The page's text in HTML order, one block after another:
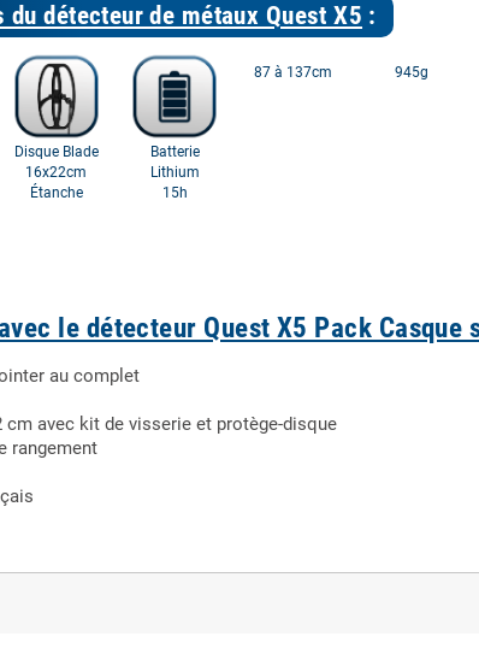
détecteur de métaux Quest X5 :
Disque Blade
16x22cm
Étanche
Batterie
Lithium
15h
87 à 137cm 945g
le détecteur Quest X5 Pack Casque
au complet
cm avec kit de visserie et protège-disque
rangement